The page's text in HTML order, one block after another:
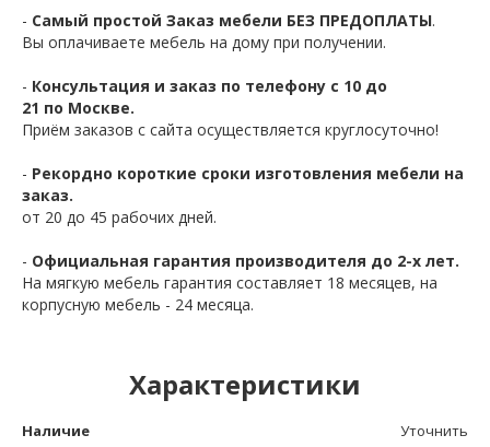
- Самый простой Заказ мебели БЕЗ ПРЕДОПЛАТЫ.
Вы оплачиваете мебель на дому при получении.
- Консультация и заказ по телефону с 10 до
21 по Москве.
Приём заказов с сайта осуществляется круглосуточно!
- Рекордно короткие сроки изготовления мебели на
заказ.
от 20 до 45 рабочих дней.
- Официальная гарантия производителя до 2-х лет.
На мягкую мебель гарантия составляет 18 месяцев, на
корпусную мебель - 24 месяца.
Характеристики
Наличие Уточнить